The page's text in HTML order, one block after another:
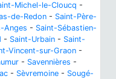
Michel-le-Cloucq -
de-Redon - Saint-Père-
Anges - Saint-Sébastien-
- Saint-Urbain - Saint-
Vincent-sur-Graon -
- Savennières -
- Sèvremoine - Sougé-